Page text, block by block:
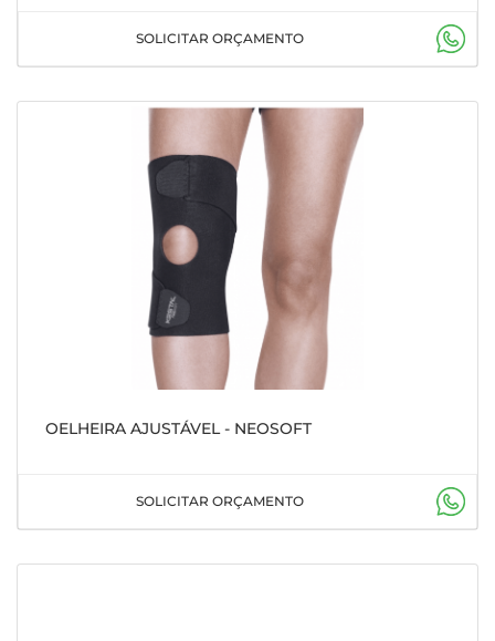
SOLICITAR ORÇAMENTO
OELHEIRA AJUSTÁVEL - NEOSOFT
SOLICITAR ORÇAMENTO